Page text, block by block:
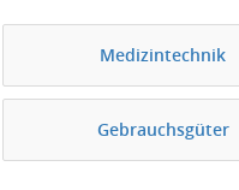
Medizintechnik
Gebrauchsgüter